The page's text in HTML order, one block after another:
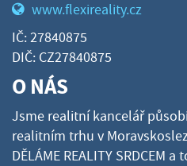
www.flexireality.cz
IČ: 27840875
DIČ: CZ27840875
O NÁS
Jsme realitní kancelář
realitním trhu v
DĚLÁME REALITY SRDCEM